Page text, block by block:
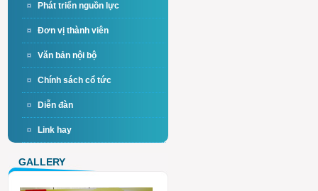
Phát triển nguồn lực
Đơn vị thành viên
Văn bản nội bộ
Chính sách cổ tức
Diễn đàn
Link hay
GALLERY